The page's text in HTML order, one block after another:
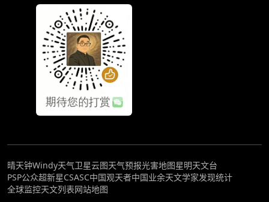
晴天钟Windy天气卫星云图天气预报光害地图星明天文台
PSP公众超新星CSASC中国观天者中国业余天文学家发现统计
全球监控天文列表网站地图